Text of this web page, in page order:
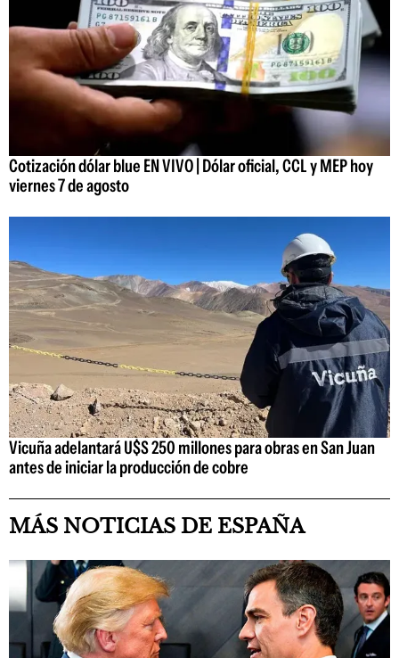
Cotización dólar blue EN VIVO | Dólar oficial, CCL y MEP hoy
viernes 7 de agosto
Vicuña adelantará U$S 250 millones para obras en San Juan
antes de iniciar la producción de cobre
MÁS NOTICIAS DE ESPAÑA